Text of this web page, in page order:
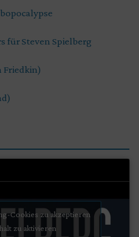
für Steven Spielberg
Friedkin)
Cookies zu akzeptieren
zu aktivieren